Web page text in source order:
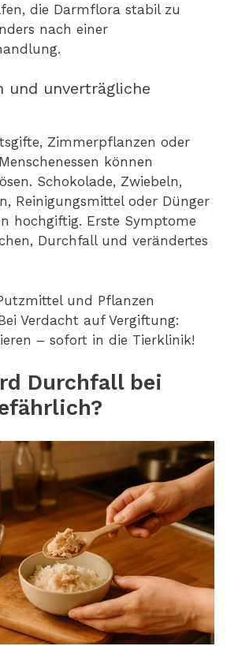
die Darmflora stabil zu
nach einer
und unverträgliche
Zimmerpflanzen oder
können
Schokolade, Zwiebeln,
Reinigungsmittel oder Dünger
hochgiftig. Erste Symptome
Durchfall und verändertes
und Pflanzen
Verdacht auf Vergiftung:
– sofort in die Tierklinik!
Durchfall bei